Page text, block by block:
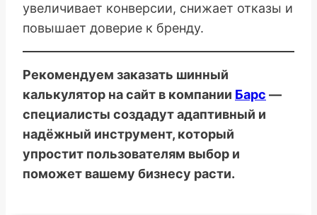
увеличивает конверсии, снижает отказы и
повышает доверие к бренду.
Рекомендуем заказать шинный
калькулятор на сайт в компании Барс —
специалисты создадут адаптивный и
надёжный инструмент, который
упростит пользователям выбор и
поможет вашему бизнесу расти.